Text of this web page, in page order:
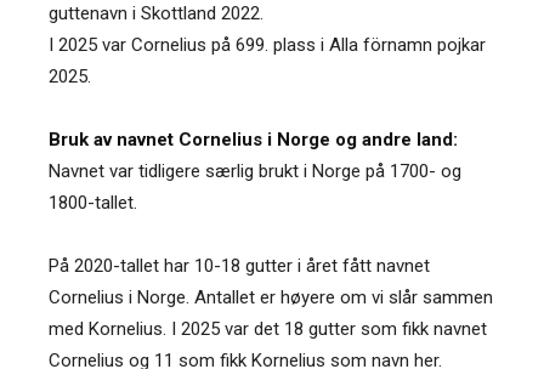
guttenavn i Skottland 2022.
I 2025 var Cornelius på 699. plass i Alla förnamn pojkar
2025.
Bruk av navnet Cornelius i Norge og andre land:
Navnet var tidligere særlig brukt i Norge på 1700- og
1800-tallet.
På 2020-tallet har 10-18 gutter i året fått navnet
Cornelius i Norge. Antallet er høyere om vi slår sammen
med Kornelius. I 2025 var det 18 gutter som fikk navnet
Cornelius og 11 som fikk Kornelius som navn her.